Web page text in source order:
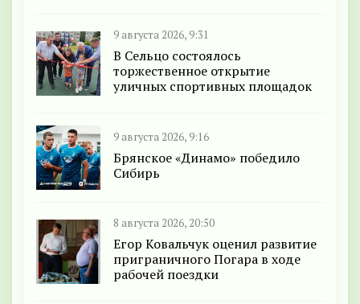
9 августа 2026, 9:31
В Сельцо состоялось
торжественное открытие
уличных спортивных площадок
9 августа 2026, 9:16
Брянское «Динамо» победило
Сибирь
8 августа 2026, 20:50
Егор Ковальчук оценил развитие
приграничного Погара в ходе
рабочей поездки